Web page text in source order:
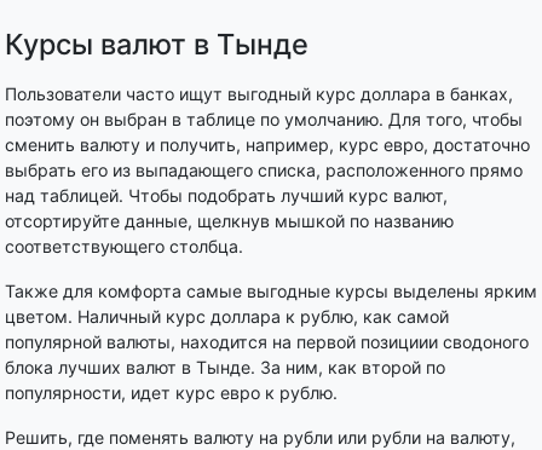
Курсы валют в Тынде
Пользователи часто ищут выгодный курс доллара в банках,
поэтому он выбран в таблице по умолчанию. Для того, чтобы
сменить валюту и получить, например, курс евро, достаточно
выбрать его из выпадающего списка, расположенного прямо
над таблицей. Чтобы подобрать лучший курс валют,
отсортируйте данные, щелкнув мышкой по названию
соответствующего столбца.
Также для комфорта самые выгодные курсы выделены ярким
цветом. Наличный курс доллара к рублю, как самой
популярной валюты, находится на первой позициии сводоного
блока лучших валют в Тынде. За ним, как второй по
популярности, идет курс евро к рублю.
Решить, где поменять валюту на рубли или рубли на валюту,